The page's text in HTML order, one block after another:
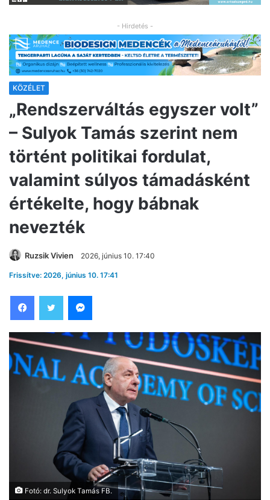
- Hirdetés -
KÖZÉLET
„Rendszerváltás egyszer volt”
– Sulyok Tamás szerint nem
történt politikai fordulat,
valamint súlyos támadásként
értékelte, hogy bábnak
nevezték
Ruzsik Vivien 2026, június 10. 17:40
Frissítve: 2026, június 10. 17:41
Fotó: dr. Sulyok Tamás FB.